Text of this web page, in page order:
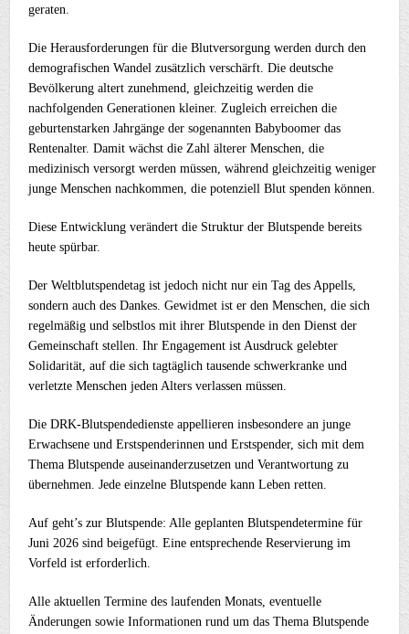
geraten.
Die Herausforderungen für die Blutversorgung werden durch den
demografischen Wandel zusätzlich verschärft. Die deutsche
Bevölkerung altert zunehmend, gleichzeitig werden die
nachfolgenden Generationen kleiner. Zugleich erreichen die
geburtenstarken Jahrgänge der sogenannten Babyboomer das
Rentenalter. Damit wächst die Zahl älterer Menschen, die
medizinisch versorgt werden müssen, während gleichzeitig weniger
junge Menschen nachkommen, die potenziell Blut spenden können.
Diese Entwicklung verändert die Struktur der Blutspende bereits
heute spürbar.
Der Weltblutspendetag ist jedoch nicht nur ein Tag des Appells,
sondern auch des Dankes. Gewidmet ist er den Menschen, die sich
regelmäßig und selbstlos mit ihrer Blutspende in den Dienst der
Gemeinschaft stellen. Ihr Engagement ist Ausdruck gelebter
Solidarität, auf die sich tagtäglich tausende schwerkranke und
verletzte Menschen jeden Alters verlassen müssen.
Die DRK-Blutspendedienste appellieren insbesondere an junge
Erwachsene und Erstspenderinnen und Erstspender, sich mit dem
Thema Blutspende auseinanderzusetzen und Verantwortung zu
übernehmen. Jede einzelne Blutspende kann Leben retten.
Auf geht’s zur Blutspende: Alle geplanten Blutspendetermine für
Juni 2026 sind beigefügt. Eine entsprechende Reservierung im
Vorfeld ist erforderlich.
Alle aktuellen Termine des laufenden Monats, eventuelle
Änderungen sowie Informationen rund um das Thema Blutspende